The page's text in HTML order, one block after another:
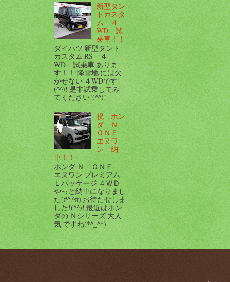
新型タン
トカスタ
ム ４
WD 試
乗車！！
ダイハツ 新型タント
カスタム RS ４
WD 試乗車 ありま
す！！ 降雪地 には欠
かせない ４WDです!
(^^)! 是非試乗してみ
てください!(^^)!
祝 ホン
ダ Ｎ
ＯＮＥ
エヌワ
ン 納
車！！
ホンダ Ｎ ＯＮＥ
エヌワン プレミアム
Ｌパッケージ ４ＷＤ
やっと納車になりまし
た(#^.^#) お待たせしま
した!(^^)! 最近はホン
ダの Ｎシリーズ 大人
気 ですね(*^_^*)